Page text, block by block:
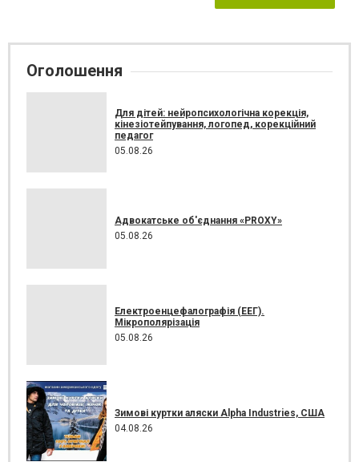
Оголошення
Для дітей: нейропсихологічна корекція,
кінезіотейпування, логопед, корекційний
педагог
05.08.26
Адвокатське об'єднання «PROXY»
05.08.26
Електроенцефалографія (ЕЕГ).
Мікрополярізація
05.08.26
Зимові куртки аляски Alpha Industries, США
04.08.26